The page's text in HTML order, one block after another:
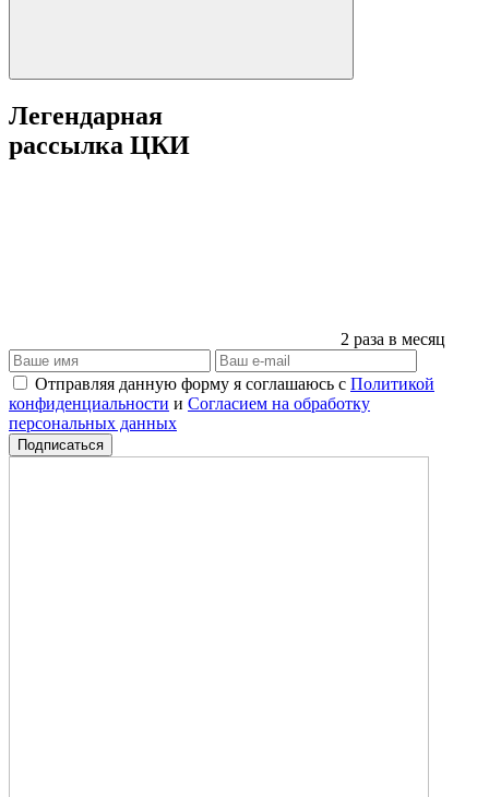
Легендарная
рассылка ЦКИ
2 раза в месяц
Отправляя данную форму я соглашаюсь с Политикой
конфиденциальности и Согласием на обработку
персональных данных
Подписаться